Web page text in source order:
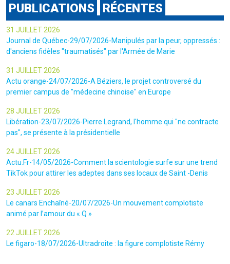
PUBLICATIONS RÉCENTES
31 JUILLET 2026
Journal de Québec-29/07/2026-Manipulés par la peur, oppressés :
d'anciens fidèles "traumatisés" par l'Armée de Marie
31 JUILLET 2026
Actu orange-24/07/2026-A Béziers, le projet controversé du
premier campus de "médecine chinoise" en Europe
28 JUILLET 2026
Libération-23/07/2026-Pierre Legrand, l'homme qui "ne contracte
pas", se présente à la présidentielle
24 JUILLET 2026
Actu.Fr-14/05/2026-Comment la scientologie surfe sur une trend
TikTok pour attirer les adeptes dans ses locaux de Saint -Denis
23 JUILLET 2026
Le canars Enchaîné-20/07/2026-Un mouvement complotiste
animé par l’amour du « Q »
22 JUILLET 2026
Le figaro-18/07/2026-Ultradroite : la figure complotiste Rémy